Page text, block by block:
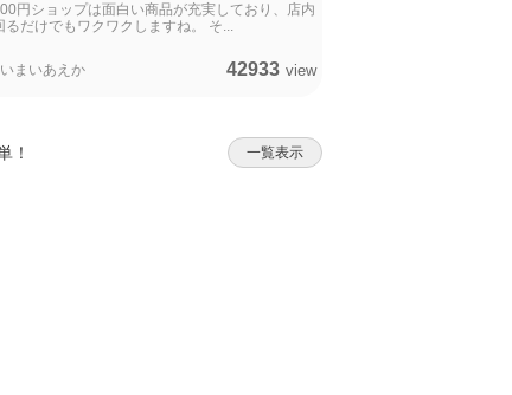
円ショップは面白い商品が充実しており、店内
るだけでもワクワクしますね。 そ...
いまいあえか 42933 view
！ 一覧表示